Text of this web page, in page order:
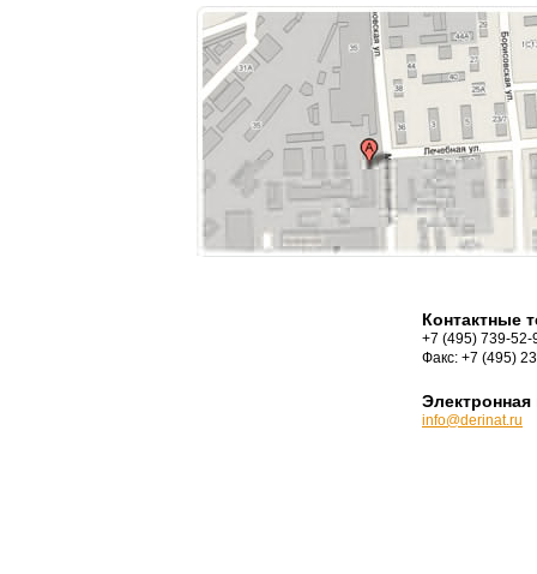
Контактные
+7 (495) 739-52-
Факс: +7 (495)
Электронная
info@derinat.ru